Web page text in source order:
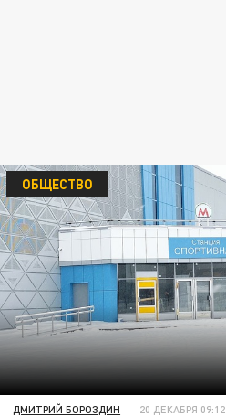
ОБЩЕСТВО
ДМИТРИЙ БОРОЗДИН 20 ДЕКАБРЯ 09:12